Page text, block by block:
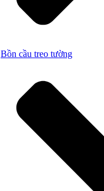
Bồn cầu treo tường